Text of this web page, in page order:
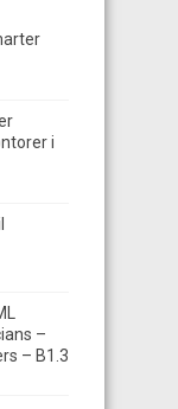
i
–
– B1.3